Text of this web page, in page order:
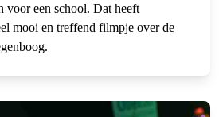
voor een school. Dat heeft
mooi en treffend filmpje over de